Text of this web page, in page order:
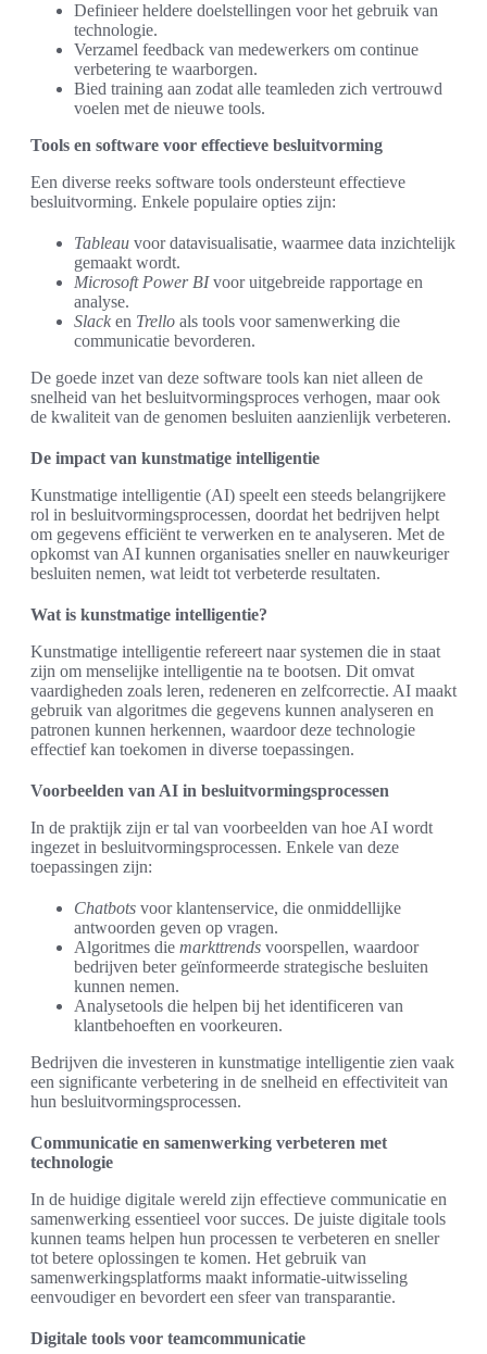
Definieer heldere doelstellingen voor het gebruik van
technologie.
Verzamel feedback van medewerkers om continue
verbetering te waarborgen.
Bied training aan zodat alle teamleden zich vertrouwd
voelen met de nieuwe tools.
Tools en software voor effectieve besluitvorming
Een diverse reeks software tools ondersteunt effectieve
besluitvorming. Enkele populaire opties zijn:
Tableau voor datavisualisatie, waarmee data inzichtelijk
gemaakt wordt.
Microsoft Power BIvoor uitgebreide rapportage en
analyse.
Slack en Trello als tools voor samenwerking die
communicatie bevorderen.
De goede inzet van deze software tools kan niet alleen de
snelheid van het besluitvormingsproces verhogen, maar ook
de kwaliteit van de genomen besluiten aanzienlijk verbeteren.
De impact van kunstmatige intelligentie
Kunstmatige intelligentie (AI) speelt een steeds belangrijkere
rol in besluitvormingsprocessen, doordat het bedrijven helpt
om gegevens efficiënt te verwerken en te analyseren. Met de
opkomst van AI kunnen organisaties sneller en nauwkeuriger
besluiten nemen, wat leidt tot verbeterde resultaten.
Wat is kunstmatige intelligentie?
Kunstmatige intelligentie refereert naar systemen die in staat
zijn om menselijke intelligentie na te bootsen. Dit omvat
vaardigheden zoals leren, redeneren en zelfcorrectie. AI maakt
gebruik van algoritmes die gegevens kunnen analyseren en
patronen kunnen herkennen, waardoor deze technologie
effectief kan toekomen in diverse toepassingen.
Voorbeelden van AI in besluitvormingsprocessen
In de praktijk zijn er tal van voorbeelden van hoe AI wordt
ingezet in besluitvormingsprocessen. Enkele van deze
toepassingen zijn:
Chatbots voor klantenservice, die onmiddellijke
antwoorden geven op vragen.
Algoritmes die markttrends voorspellen, waardoor
bedrijven beter geïnformeerde strategische besluiten
kunnen nemen.
Analysetools die helpen bij het identificeren van
klantbehoeften en voorkeuren.
Bedrijven die investeren in kunstmatige intelligentie zien vaak
een significante verbetering in de snelheid en effectiviteit van
hun besluitvormingsprocessen.
Communicatie en samenwerking verbeteren met
technologie
In de huidige digitale wereld zijn effectieve communicatie en
samenwerking essentieel voor succes. De juiste digitale tools
kunnen teams helpen hun processen te verbeteren en sneller
tot betere oplossingen te komen. Het gebruik van
samenwerkingsplatforms maakt informatie-uitwisseling
eenvoudiger en bevordert een sfeer van transparantie.
Digitale tools voor teamcommunicatie